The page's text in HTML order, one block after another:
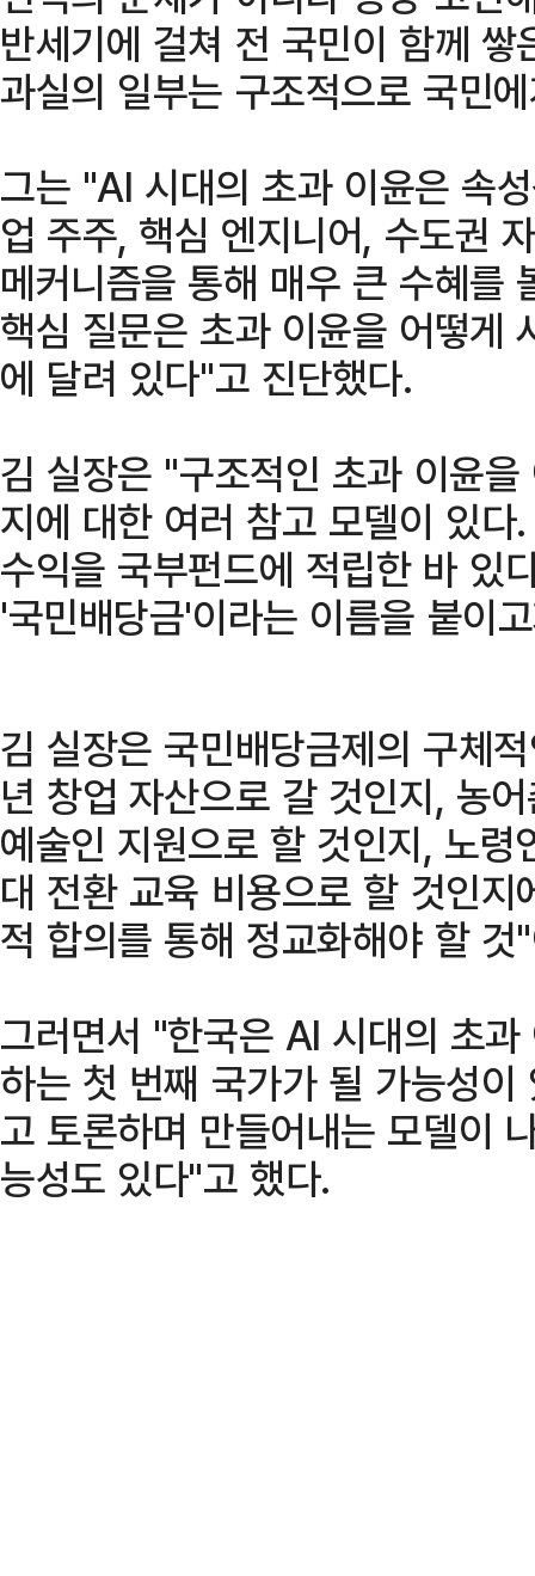
반세기에 걸쳐 전 국민이 함께
과실의 일부는 구조적으로 국민
그는 "AI 시대의 초과 이윤은 속
업 주주, 핵심 엔지니어, 수도권
메커니즘을 통해 매우 큰 수혜를
핵심 질문은 초과 이윤을 어떻게
에 달려 있다"고 진단했다.
김 실장은 "구조적인 초과 이윤
지에 대한 여러 참고 모델이 있
수익을 국부펀드에 적립한 바 있
'국민배당금'이라는 이름을 붙이
김 실장은 국민배당금제의 구체
년 창업 자산으로 갈 것인지, 농
예술인 지원으로 할 것인지, 노
대 전환 교육 비용으로 할 것인
적 합의를 통해 정교화해야 할 것
그러면서 "한국은 AI 시대의 초
하는 첫 번째 국가가 될 가능성
고 토론하며 만들어내는 모델이
능성도 있다"고 했다.